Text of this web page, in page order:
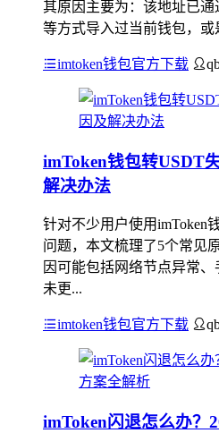
其原因主要为：该地址已通
等方式导入过当前钱包，
imtoken钱包官方下载
imToken钱包转USDT
解决办法
针对不少用户使用imToken
问题，本文梳理了5个常见
因可能包括网络节点异常
未更...
imtoken钱包官方下载
imToken闪退怎么办？